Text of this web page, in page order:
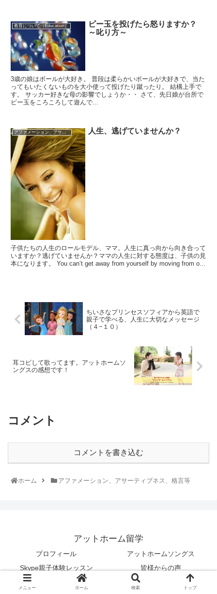
教育について（Education）
ビー玉を投げたら怒りますか？
～叱り方～
3歳の娘はボールが大好き。 普段は柔らかいボールが大好きで、当た
ってもいたくないものを大小使って投げたり蹴ったり。 結構上手で
す。 サッカー好きな母の影響でしょうか・・ さて、先日娘が台所で
ビー玉をころころして遊んで...
アファメーション、アサーティブネス、格言等 人生、逃げていませんか？
子供たちの人生のロールモデル、ママ。人生に真っ向から向き合って
いますか？逃げていませんか？ママの人生に対する態度は、子供の見
本になります。 You can’t get away from yourself by moving from o...
ちいさなプリンセスソフィアから英語で
親子で学べる、人生に大切なメッセージ
（４−１０）
耳コピして歌ってます。アットホームソ
ングスの感想です！
コメント
コメントを書き込む
ホーム アファメーション、アサーティブネス、格言等
アットホーム留学
プロフィール
アットホームソングス
Skype親子体験レッスン
皆様からの声
© 2013 アットホーム留学.
メニュー ホーム 検索 トップ